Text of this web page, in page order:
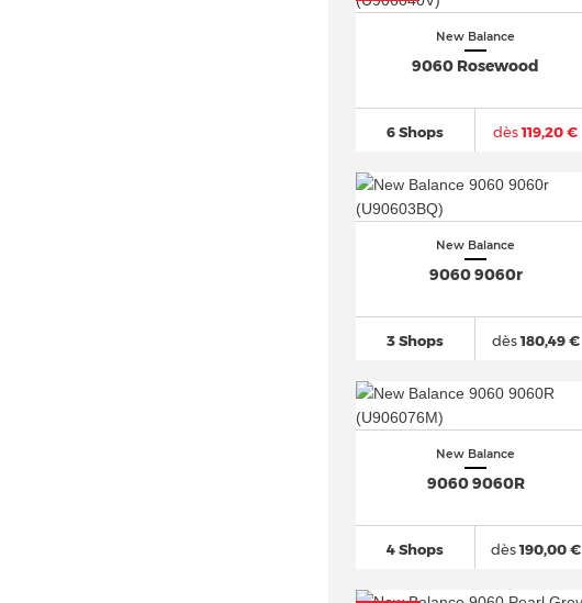
New Balance
9060 Rosewood
6 Shops dès119,20 €
New Balance
9060 9060r
3 Shops dès180,49 €
New Balance
9060 9060R
4 Shops dès190,00 €